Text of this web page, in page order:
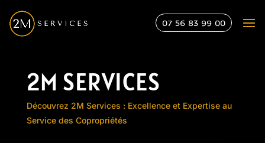
07 56 83 99 00
2M SERVICES
Découvrez 2M Services : Excellence et Expertise au
Service des Copropriétés